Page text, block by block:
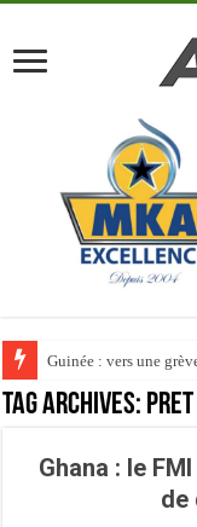
Guinée : vers une
Tag Archives: Pret
Ghana : le
de